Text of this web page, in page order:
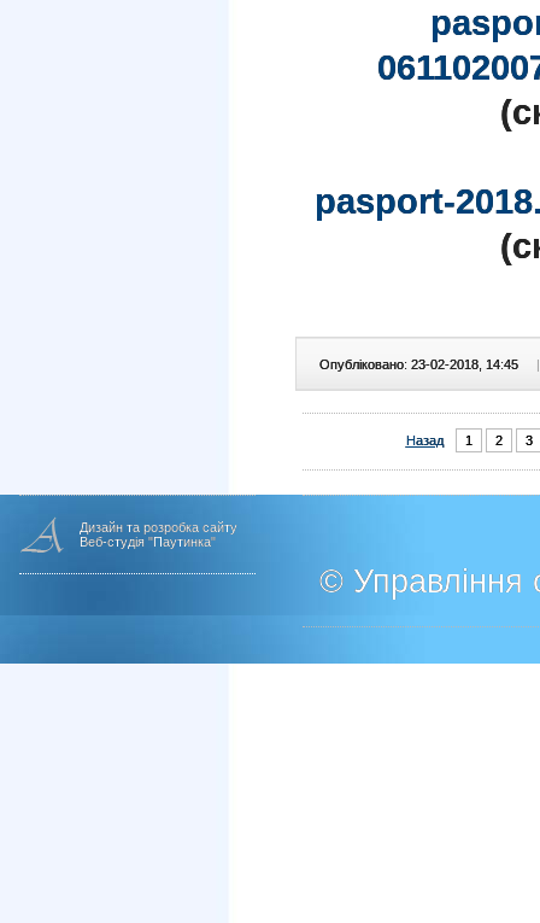
pasport-
Опубліковано: 23-02-2018, 14:45 |
Назад 1 2 3
Дизайн та розробка сайту
Веб-студія "Паутинка"
© Управління